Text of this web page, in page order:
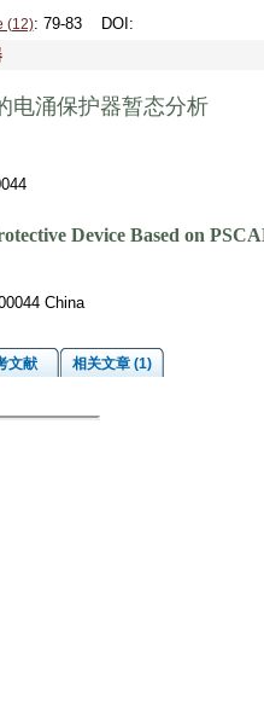
(12): 79-83 DOI :
电涌保护器暂态分析
Device Based on
China
文献 相关文章 (1)